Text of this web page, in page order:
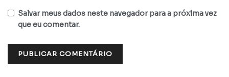
Salvar meus dados neste navegador para a próxima vez
que eu comentar.